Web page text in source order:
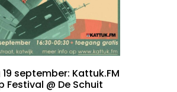
september: Kattuk.FM
Festival @ De Schuit